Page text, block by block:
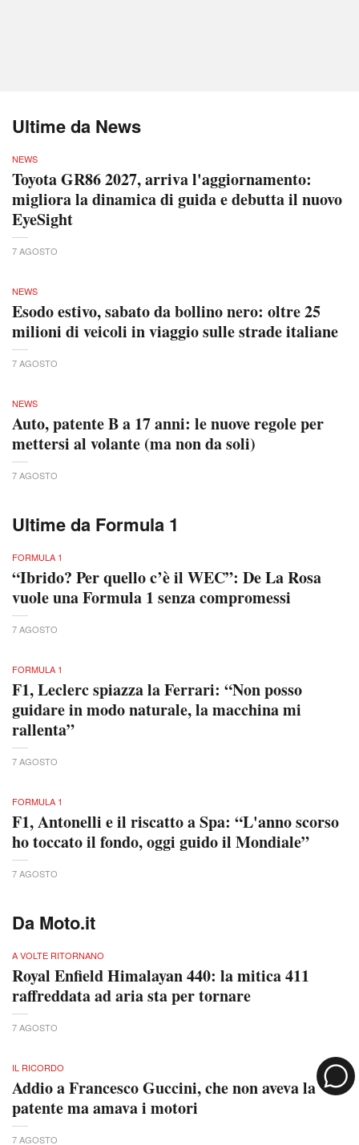
Ultime da News
NEWS
Toyota GR86 2027, arriva l'aggiornamento:
migliora la dinamica di guida e debutta il nuovo
EyeSight
7 AGOSTO
NEWS
Esodo estivo, sabato da bollino nero: oltre 25
milioni di veicoli in viaggio sulle strade italiane
7 AGOSTO
NEWS
Auto, patente B a 17 anni: le nuove regole per
mettersi al volante (ma non da soli)
7 AGOSTO
Ultime da Formula 1
FORMULA 1
“Ibrido? Per quello c’è il WEC”: De La Rosa
vuole una Formula 1 senza compromessi
7 AGOSTO
FORMULA 1
F1, Leclerc spiazza la Ferrari: “Non posso
guidare in modo naturale, la macchina mi
rallenta”
7 AGOSTO
FORMULA 1
F1, Antonelli e il riscatto a Spa: “L'anno scorso
ho toccato il fondo, oggi guido il Mondiale”
7 AGOSTO
Da Moto.it
A VOLTE RITORNANO
Royal Enfield Himalayan 440: la mitica 411
raffreddata ad aria sta per tornare
7 AGOSTO
IL RICORDO
Addio a Francesco Guccini, che non aveva la
patente ma amava i motori
7 AGOSTO